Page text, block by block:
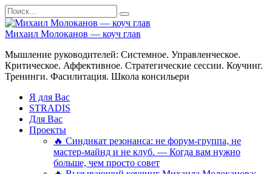
Перейти
к
содержанию
Search
for:
Михаил Молоканов — коуч глав
Мышление руководителей: Системное. Управленческое.
Критическое. Аффективное. Стратегические сессии. Коучинг.
Тренинги. Фасилитация. Школа консильери
Я для Вас
STRADIS
Для Вас
Проекты
🔥 Синдикат резонанса: не форум-группа, не
мастер-майнд и не клуб. — Когда вам нужно
больше, чем просто совет